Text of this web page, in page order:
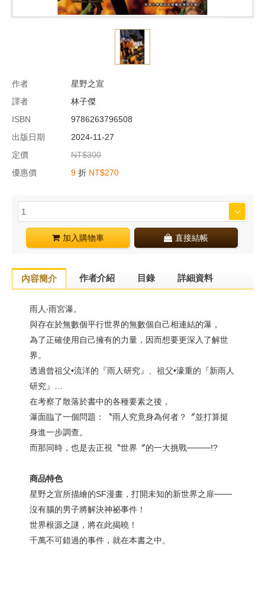
作者
星野之宣
譯者
林子傑
ISBN
9786263796508
出版日期
2024-11-27
定價
NT$300
優惠價
9 折 NT$270
加入購物車 直接結帳
內容簡介 作者介紹 目錄 詳細資料
雨人‧雨宮瀑。
與存在於無數個平行世界的無數個自己相連結的瀑，
為了正確使用自己擁有的力量，因而想要更深入了解世
界。
透過曾祖父•流洋的『雨人研究』、祖父•濠重的『新雨人
研究』…
在考察了散落於書中的各種要素之後，
瀑面臨了一個問題：〝雨人究竟身為何者？〞並打算挺
身進一步調查。
而那同時，也是去正視〝世界〞的一大挑戰────!?
商品特色
星野之宣所描繪的SF漫畫，打開未知的新世界之扉───
沒有腦的男子將解決神祕事件！
世界根源之謎，將在此揭曉！
千萬不可錯過的事件，就在本書之中。